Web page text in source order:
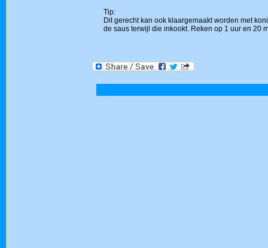
Tip:
Dit gerecht kan ook klaargemaakt worden met
de saus terwijl die inkookt. Reken op 1 uur en 20